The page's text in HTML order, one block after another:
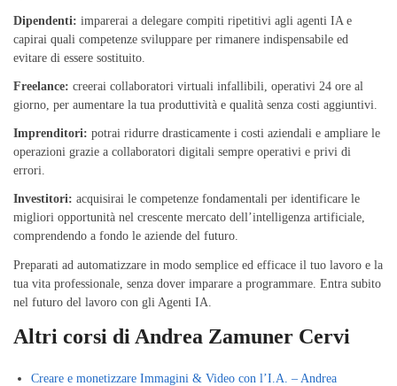
Dipendenti: imparerai a delegare compiti ripetitivi agli agenti IA e
capirai quali competenze sviluppare per rimanere indispensabile ed
evitare di essere sostituito.
Freelance: creerai collaboratori virtuali infallibili, operativi 24 ore al
giorno, per aumentare la tua produttività e qualità senza costi aggiuntivi.
Imprenditori: potrai ridurre drasticamente i costi aziendali e ampliare le
operazioni grazie a collaboratori digitali sempre operativi e privi di
errori.
Investitori: acquisirai le competenze fondamentali per identificare le
migliori opportunità nel crescente mercato dell’intelligenza artificiale,
comprendendo a fondo le aziende del futuro.
Preparati ad automatizzare in modo semplice ed efficace il tuo lavoro e la
tua vita professionale, senza dover imparare a programmare. Entra subito
nel futuro del lavoro con gli Agenti IA.
Altri corsi di Andrea Zamuner Cervi
Creare e monetizzare Immagini & Video con l’I.A. – Andrea